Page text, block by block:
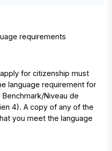
requirements
for citizenship must
language requirement for
Niveau de
4). A copy of any of the
you meet the language